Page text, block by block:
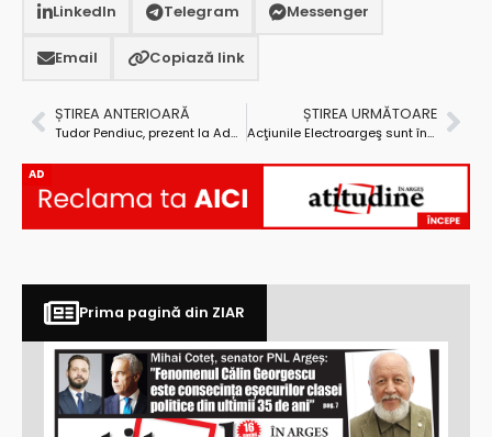
LinkedIn Telegram Messenger
Email Copiază link
ȘTIREA ANTERIOARĂ
Tudor Pendiuc, prezent la Adunarea Generală a Institutului Regiunilor Europene
ȘTIREA URMĂTOARE
Acţiunile Electroargeş sunt în continuă creştere
AD
Prima pagină din ZIAR